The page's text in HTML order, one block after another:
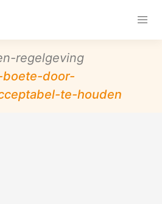
regelgeving
door-
te-houden